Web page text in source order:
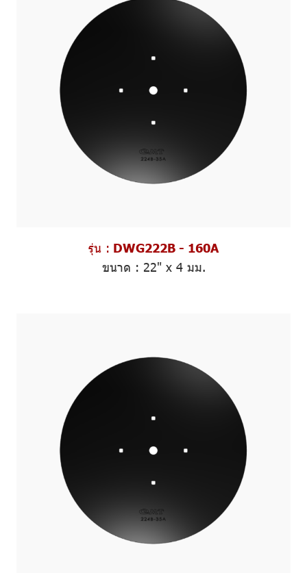
รุ่น : DWG222B - 160A
ขนาด : 22" x 4 มม.